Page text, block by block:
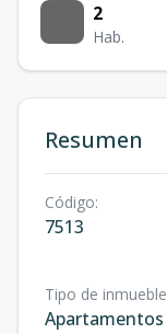
2
Hab.
Resumen
Código:
7513
Tipo de inmueble
Apartamentos